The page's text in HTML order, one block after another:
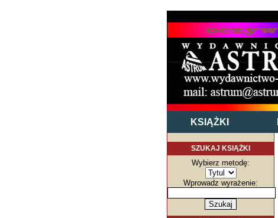
KSIĄŻKI
SZUKAJ KSIĄŻKI
Wybierz metodę:
Wprowadz wyrażenie: